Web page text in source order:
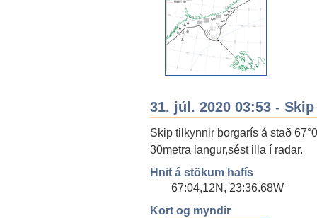
31. júl. 2020 03:53 - Skip
Skip tilkynnir borgarís á stað
30metra langur,sést illa í radar.
Hnit á stökum hafís
67:04,12N, 23:36.68W
Kort og myndir